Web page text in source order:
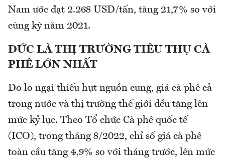
Nam ước đạt 2.268 USD/tấn, tăng 21,7% so với
cùng kỳ năm 2021.
ĐỨC LÀ THỊ TRƯỜNG TIÊU THỤ CÀ
PHÊ LỚN NHẤT
Do lo ngại thiếu hụt nguồn cung, giá cà phê cả
trong nước và thị trường thế giới đều tăng lên
mức kỷ lục. Theo Tổ chức Cà phê quốc tế
(ICO), trong tháng 8/2022, chỉ số giá cà phê
toàn cầu tăng 4,9% so với tháng trước, lên mức